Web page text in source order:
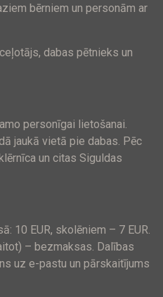
bērniem un personām ar
dabas pētnieks un
personīgai lietošanai.
jaukā vietā pie dabas. Pēc
un citas Siguldas
10 EUR, skolēniem – 7 EUR
– bezmaksas. Dalības
uz e-pastu un pārskaitījums